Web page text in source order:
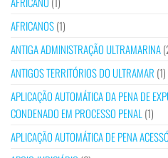
AFRICANOS(1)
ANTIGA ADMINISTRAÇÃO ULTRAMARINA
ANTIGOS TERRITÓRIOS DO ULTRAMAR (1)
APLICAÇÃO AUTOMÁTICA DA PENA DE
CONDENADO EM PROCESSO PENAL (1)
APLICAÇÃO AUTOMÁTICA DE PENA